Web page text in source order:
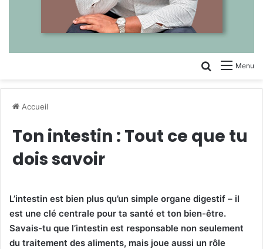
Menu
Rechercher
Accueil
Ton intestin : Tout ce que tu
dois savoir
L’intestin est bien plus qu’un simple organe digestif – il
est une clé centrale pour ta santé et ton bien-être.
Savais-tu que l’intestin est responsable non seulement
du traitement des aliments, mais joue aussi un rôle